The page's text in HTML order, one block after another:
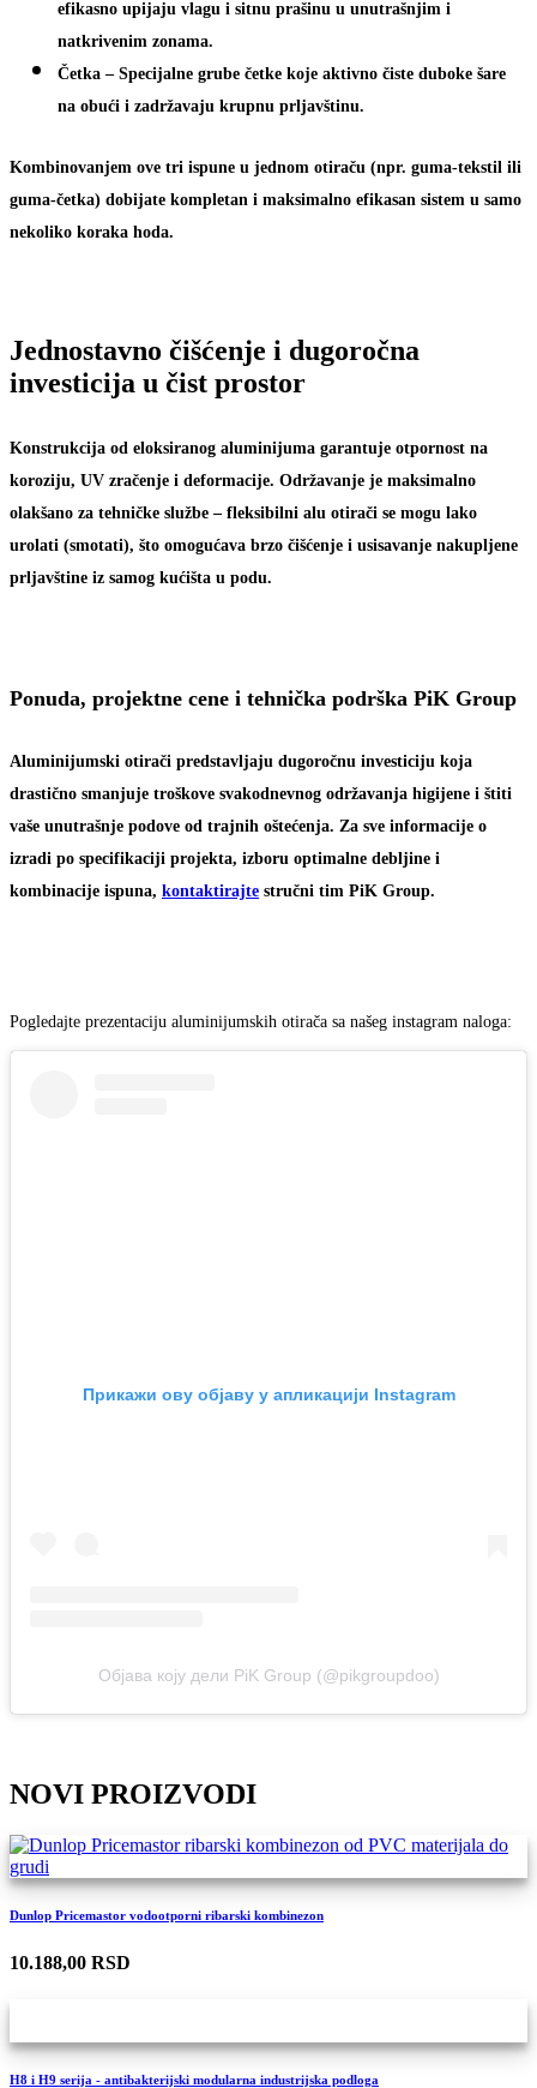
efikasno upijaju vlagu i sitnu prašinu u unutrašnjim i
natkrivenim zonama.
Četka – Specijalne grube četke koje aktivno čiste duboke šare
na obući i zadržavaju krupnu prljavštinu.
Kombinovanjem ove tri ispune u jednom otiraču (npr. guma-tekstil ili
guma-četka) dobijate kompletan i maksimalno efikasan sistem u samo
nekoliko koraka hoda.
Jednostavno čišćenje i dugoročna
investicija u čist prostor
Konstrukcija od eloksiranog aluminijuma garantuje otpornost na
koroziju, UV zračenje i deformacije. Održavanje je maksimalno
olakšano za tehničke službe – fleksibilni alu otirači se mogu lako
urolati (smotati), što omogućava brzo čišćenje i usisavanje nakupljene
prljavštine iz samog kućišta u podu.
Ponuda, projektne cene i tehnička podrška PiK Group
Aluminijumski otirači predstavljaju dugoročnu investiciju koja
drastično smanjuje troškove svakodnevnog održavanja higijene i štiti
vaše unutrašnje podove od trajnih oštećenja. Za sve informacije o
izradi po specifikaciji projekta, izboru optimalne debljine i
kombinacije ispuna, kontaktirajte stručni tim PiK Group.
Pogledajte prezentaciju aluminijumskih otirača sa našeg instagram naloga:
Прикажи ову објаву у апликацији Instagram
Објава коју дели PiK Group (@pikgroupdoo)
NOVI PROIZVODI
Dunlop Pricemastor vodootporni ribarski kombinezon
10.188,00 RSD
H8 i H9 serija - antibakterijski modularna industrijska podloga